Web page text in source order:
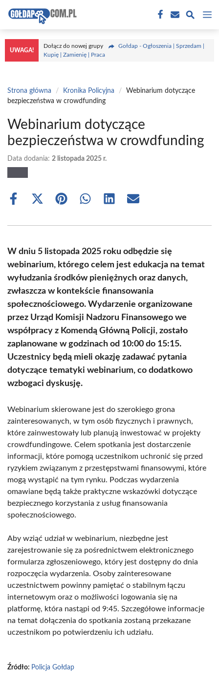
treści
UWAGA!
Dołącz do nowej grupy
Gołdap - Ogłoszenia | Sprzedam |
Kupię | Zamienię | Praca
Strona główna / Kronika Policyjna /
Webinarium dotyczące
bezpieczeństwa w crowdfunding
Webinarium dotyczące
bezpieczeństwa w crowdfunding
Data dodania: 2 listopada 2025 r.
Share
Share
(Twitter)
Share Share Share Share
W dniu 5 listopada 2025 roku odbędzie się
webinarium, którego celem jest edukacja na temat
wyłudzania środków pieniężnych oraz danych,
zwłaszcza w kontekście finansowania
społecznościowego. Wydarzenie organizowane
przez Urząd Komisji Nadzoru Finansowego we
współpracy z Komendą Główną Policji, zostało
zaplanowane w godzinach od 10:00 do 15:15.
Uczestnicy będą mieli okazję zadawać pytania
dotyczące tematyki webinarium, co dodatkowo
wzbogaci dyskusję.
Webinarium skierowane jest do szerokiego grona
zainteresowanych, w tym osób fizycznych i prawnych,
które zainwestowały lub planują inwestować w projekty
crowdfundingowe. Celem spotkania jest dostarczenie
informacji, które pomogą uczestnikom uchronić się przed
ryzykiem związanym z przestępstwami finansowymi, które
mogą wystąpić na tym rynku. Podczas wydarzenia
omawiane będą także praktyczne wskazówki dotyczące
bezpiecznego korzystania z usług finansowania
społecznościowego.
Aby wziąć udział w webinarium, niezbędne jest
zarejestrowanie się za pośrednictwem elektronicznego
formularza zgłoszeniowego, który jest dostępny do dnia
rozpoczęcia wydarzenia. Osoby zainteresowane
uczestnictwem powinny pamiętać o stabilnym łączu
internetowym oraz o możliwości logowania się na
platformę, która nastąpi od 9:45. Szczegółowe informacje
na temat dołączenia do spotkania zostaną przekazane
uczestnikom po potwierdzeniu ich udziału.
Źródło: Policja Gołdap